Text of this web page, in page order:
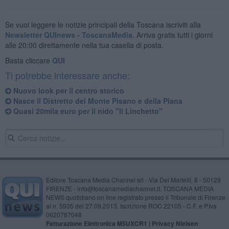
Se vuoi leggere le notizie principali della Toscana iscriviti alla
Newsletter QUInews - ToscanaMedia. Arriva gratis tutti i giorni
alle 20:00 direttamente nella tua casella di posta.
Basta cliccare QUI
Ti potrebbe interessare anche:
Nuovo look per il centro storico
Nasce il Distretto del Monte Pisano e della Piana
Quasi 20mila euro per il nido "Il Linchetto"
Editore Toscana Media Channel srl - Via Dei Martelli, 8 - 50129
FIRENZE - info@toscanamediachannel.it. TOSCANA MEDIA
NEWS quotidiano on line registrato presso il Tribunale di Firenze
al n. 5935 del 27.09.2013. Iscrizione ROC 22105 - C.F. e P.Iva
0620787048
Fatturazione Elettronica M5UXCR1 | Privacy Nielsen